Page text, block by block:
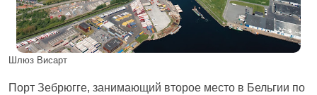
Шлюз Висарт
Порт Зебрюгге, занимающий второе место в Бельгии по